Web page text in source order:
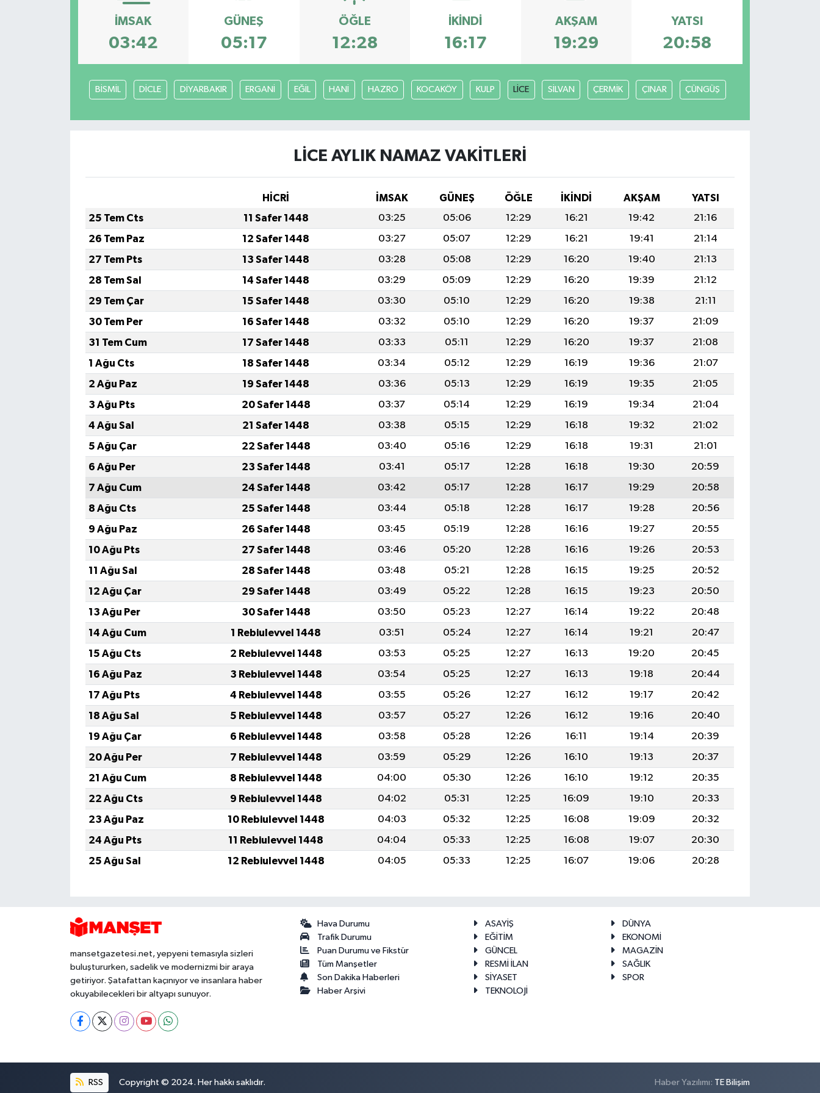
İMSAK
03:42
GÜNEŞ
05:17
ÖĞLE
12:28
İKINDI
16:17
AKŞAM
19:29
YATSI
20:58
BİSMİL DİCLE DİYARBAKIR ERGANİ EĞİL HANİ HAZRO KOCAKÖY KULP LİCE SİLVAN ÇERMİK ÇINAR ÇÜNGÜŞ
LİCE AYLIK NAMAZ VAKITLERI
HİCRİ İMSAK GÜNEŞ ÖĞLE İKINDI AKŞAM
YATSI
25 Tem Cts
11 Safer 1448 03:25 05:06 12:29 16:21 19:42
21:16
26 Tem Paz
12 Safer 1448 03:27 05:07 12:29 16:21 19:41
21:14
27 Tem Pts
13 Safer 1448 03:28 05:08 12:29 16:20 19:40
21:13
28 Tem Sal
14 Safer 1448 03:29 05:09 12:29 16:20 19:39
21:12
29 Tem Çar
15 Safer 1448 03:30 05:10 12:29 16:20 19:38
21:11
30 Tem Per
16 Safer 1448 03:32 05:10 12:29 16:20 19:37
21:09
31 Tem Cum
17 Safer 1448 03:33 05:11 12:29 16:20 19:37
21:08
1 Ağu Cts
18 Safer 1448 03:34 05:12 12:29 16:19 19:36
21:07
2 Ağu Paz
19 Safer 1448 03:36 05:13 12:29 16:19 19:35
21:05
3 Ağu Pts
20 Safer 1448 03:37 05:14 12:29 16:19 19:34
21:04
4 Ağu Sal
21 Safer 1448 03:38 05:15 12:29 16:18 19:32
21:02
5 Ağu Çar
22 Safer 1448 03:40 05:16 12:29 16:18 19:31
21:01
6 Ağu Per
23 Safer 1448 03:41 05:17 12:28 16:18 19:30
20:59
7 Ağu Cum
24 Safer 1448 03:42 05:17 12:28 16:17 19:29
20:58
8 Ağu Cts
25 Safer 1448 03:44 05:18 12:28 16:17 19:28
20:56
9 Ağu Paz
26 Safer 1448 03:45 05:19 12:28 16:16 19:27
20:55
10 Ağu Pts
27 Safer 1448 03:46 05:20 12:28 16:16 19:26
20:53
11 Ağu Sal
28 Safer 1448 03:48 05:21 12:28 16:15 19:25
20:52
12 Ağu Çar
29 Safer 1448 03:49 05:22 12:28 16:15 19:23
20:50
13 Ağu Per
30 Safer 1448 03:50 05:23 12:27 16:14 19:22
20:48
14 Ağu Cum
1 Rebiulevvel 1448 03:51 05:24 12:27 16:14 19:21
20:47
15 Ağu Cts
2 Rebiulevvel 1448 03:53 05:25 12:27 16:13 19:20
20:45
16 Ağu Paz
3 Rebiulevvel 1448 03:54 05:25 12:27 16:13 19:18
20:44
17 Ağu Pts
4 Rebiulevvel 1448 03:55 05:26 12:27 16:12 19:17
20:42
18 Ağu Sal
5 Rebiulevvel 1448 03:57 05:27 12:26 16:12 19:16
20:40
19 Ağu Çar
6 Rebiulevvel 1448 03:58 05:28 12:26 16:11 19:14
20:39
20 Ağu Per
7 Rebiulevvel 1448 03:59 05:29 12:26 16:10 19:13
20:37
21 Ağu Cum
8 Rebiulevvel 1448 04:00 05:30 12:26 16:10 19:12
20:35
22 Ağu Cts
9 Rebiulevvel 1448 04:02 05:31 12:25 16:09 19:10
20:33
23 Ağu Paz
10 Rebiulevvel 1448 04:03 05:32 12:25 16:08 19:09
20:32
24 Ağu Pts
11 Rebiulevvel 1448 04:04 05:33 12:25 16:08 19:07
20:30
25 Ağu Sal
12 Rebiulevvel 1448 04:05 05:33 12:25 16:07 19:06 20:28
mansetgazetesi.net, yepyeni temasıyla sizleri
buluştururken, sadelik ve modernizmi bir araya
getiriyor. Şatafattan kaçınıyor ve insanlara haber
okuyabilecekleri bir altyapı sunuyor.
Hava Durumu
Trafik Durumu
Puan Durumu ve Fikstür
Tüm Manşetler
Son Dakika Haberleri
Haber Arşivi
ASAYİŞ
DÜNYA
EĞİTİM
EKONOMİ
GÜNCEL
MAGAZİN
RESMİ İLAN
SAĞLIK
SİYASET
SPOR
TEKNOLOJİ
RSS Copyright © 2024. Her hakkı saklıdır. Haber Yazılımı: TE Bilişim